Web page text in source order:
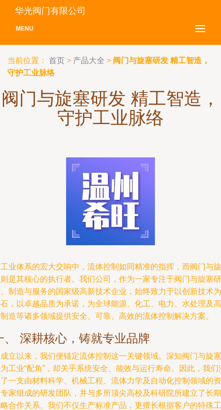
华光阀门有限公司
MENU
当前位置： 首页 > 产品大全 > 阀门与旋塞研发 精工智造，
守护工业脉络
阀门与旋塞研发 精工智造，
守护工业脉络
业体系的宏大交响中，流体控制如同精准的指挥，而阀门与旋
是其核心的执行者。我们公司，作为一家专注于阀门与旋塞研
制造与服务的国家级高新技术企业，始终致力于以创新技术为
，以卓越品质为承诺，为全球能源、化工、电力、水处理及高
造等诸多领域提供安全、可靠、高效的流体控制解决方案。
、 深耕核心，铸就专业品牌
立以来，我们便锚定流体控制这一关键领域。深知阀门与旋塞
工业“配角”，却关乎系统安全、能效与运行寿命。因此，我们
一支由材料科学、机械工程、流体力学及自动化控制领域的资
家组成的研发团队，并与多所顶尖高校及科研院所建立了长期
合作关系。我们不仅生产标准产品，更擅长根据客户的特殊工